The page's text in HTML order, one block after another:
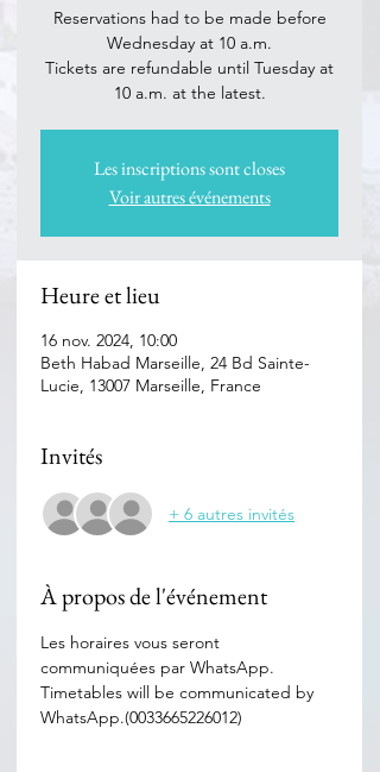
Reservations had to be made before
Wednesday at 10 a.m.
Tickets are refundable until Tuesday at
Les inscriptions sont closes
Voir autres événements
Heure et lieu
16 nov. 2024, 10:00
Beth Habad Marseille, 24 Bd Sainte-
Lucie, 13007 Marseille, France
Invités
+ 6 autres invités
À propos de l'événement
Les horaires vous seront
communiquées par WhatsApp.
Timetables will be communicated by
WhatsApp.(0033665226012)